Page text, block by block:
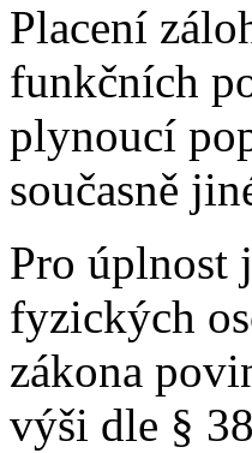
Placení
funkčních
plynoucí
současně
Pro úplnost
fyzických
zákona
výši dle §